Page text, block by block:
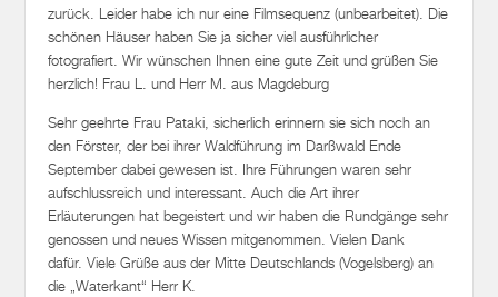
zurück. Leider habe ich nur eine Filmsequenz (unbearbeitet). Die
schönen Häuser haben Sie ja sicher viel ausführlicher
fotografiert. Wir wünschen Ihnen eine gute Zeit und grüßen Sie
herzlich! Frau L. und Herr M. aus Magdeburg
Sehr geehrte Frau Pataki, sicherlich erinnern sie sich noch an
den Förster, der bei ihrer Waldführung im Darßwald Ende
September dabei gewesen ist. Ihre Führungen waren sehr
aufschlussreich und interessant. Auch die Art ihrer
Erläuterungen hat begeistert und wir haben die Rundgänge sehr
genossen und neues Wissen mitgenommen. Vielen Dank
dafür. Viele Grüße aus der Mitte Deutschlands (Vogelsberg) an
die „Waterkant“ Herr K.